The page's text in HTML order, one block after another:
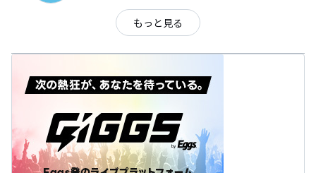
もっと見る